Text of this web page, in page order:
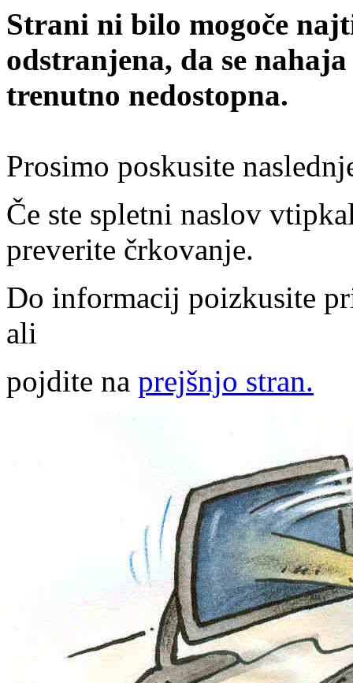
Strani ni bilo mogoče
odstranjena, da se
trenutno nedostopna.
Prosimo poskusite
Če ste spletni naslov
preverite črkovanje.
Do informacij poizkusite
ali
pojdite na prejšnjo stran.